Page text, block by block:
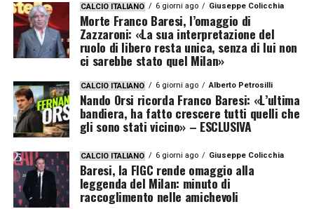
CALCIO ITALIANO 6 giorni ago Giuseppe Colicchia
Morte Franco Baresi, l’omaggio di
Zazzaroni: «La sua interpretazione del
ruolo di libero resta unica, senza di lui non
ci sarebbe stato quel Milan»
CALCIO ITALIANO 6 giorni ago Alberto Petrosilli
Nando Orsi ricorda Franco Baresi: «L’ultima
bandiera, ha fatto crescere tutti quelli che
gli sono stati vicino» – ESCLUSIVA
CALCIO ITALIANO 6 giorni ago Giuseppe Colicchia
Baresi, la FIGC rende omaggio alla
leggenda del Milan: minuto di
raccoglimento nelle amichevoli